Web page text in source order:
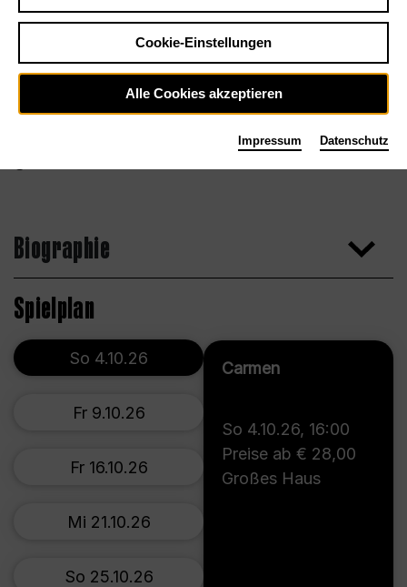
Biographie
Spielplan
Carmen
So 4.10.26, 16:00
Preise ab € 28,00
Großes Haus
So 4.10.26
Fr 9.10.26
Fr 16.10.26
Mi 21.10.26
So 25.10.26
Cookie-Einstellungen
Alle Cookies akzeptieren
Impressum Datenschutz